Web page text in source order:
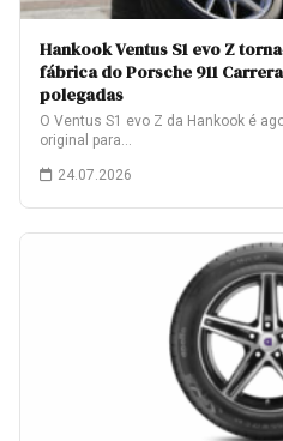
Hankook Ventus S1 evo Z
fábrica do Porsche 911
polegadas
O Ventus S1 evo Z da Hankook é
original para…
24.07.2026